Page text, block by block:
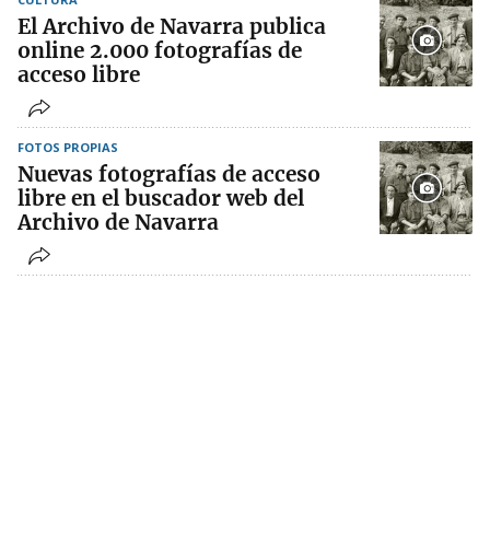
El Archivo de Navarra publica
online 2.000 fotografías de
acceso libre
FOTOS PROPIAS
Nuevas fotografías de acceso
libre en el buscador web del
Archivo de Navarra